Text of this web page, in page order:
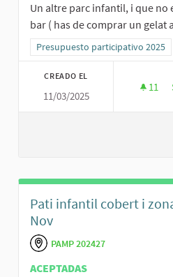
Un altre parc infantil, i que no
bar ( has de comprar un gelat
Resultados al filtrar por la
Presupuesto participativo 2025
CREADO EL
11/03/2025
11
Pati infantil cobert i
Nov
PAMP 202427
ACEPTADAS